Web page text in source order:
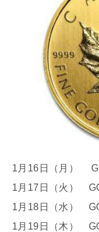
1月16日（月）
1月17日（火）
1月18日（水）
1月19日（木）